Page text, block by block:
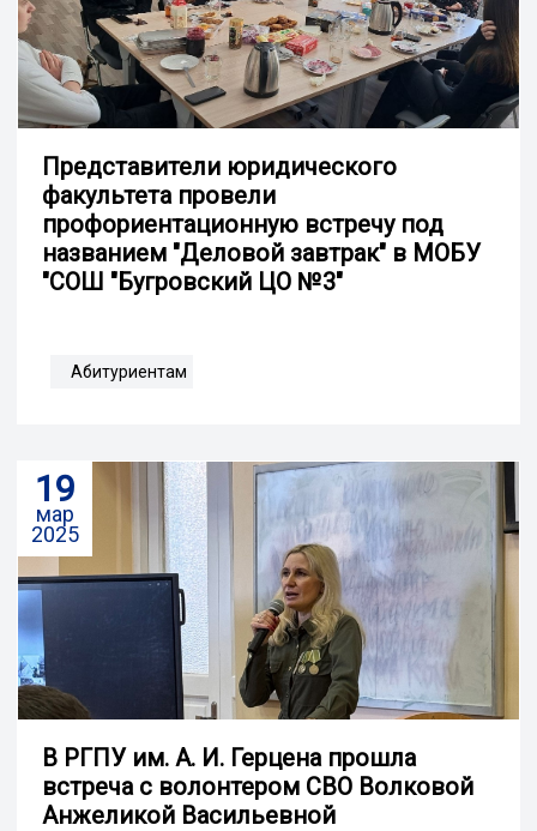
Представители юридического
факультета провели
профориентационную встречу под
названием "Деловой завтрак" в МОБУ
"СОШ "Бугровский ЦО №3"
Абитуриентам
19
мар
2025
В РГПУ им. А. И. Герцена прошла
встреча с волонтером СВО Волковой
Анжеликой Васильевной